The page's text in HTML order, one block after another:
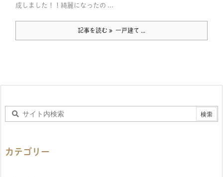
成しました！！綺麗になったの ...
記事を読む 一戸建て ...
カテゴリー